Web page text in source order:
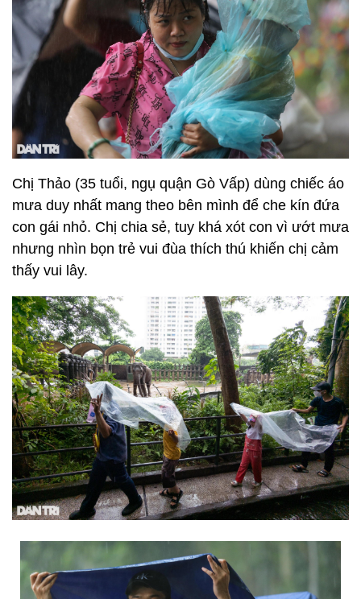
Chị Thảo (35 tuổi, ngụ quận Gò Vấp) dùng chiếc áo
mưa duy nhất mang theo bên mình để che kín đứa
con gái nhỏ. Chị chia sẻ, tuy khá xót con vì ướt mưa
nhưng nhìn bọn trẻ vui đùa thích thú khiến chị cảm
thấy vui lây.